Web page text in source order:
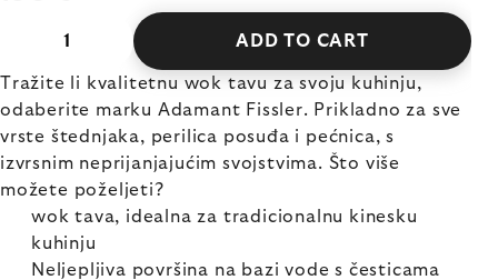
ADD TO CART
Tražite li kvalitetnu wok tavu za svoju kuhinju,
odaberite marku Adamant Fissler. Prikladno za sve
vrste štednjaka, perilica posuđa i pećnica, s
izvrsnim neprijanjajućim svojstvima. Što više
možete poželjeti?
wok tava, idealna za tradicionalnu kinesku
kuhinju
Neljepljiva površina na bazi vode s česticama